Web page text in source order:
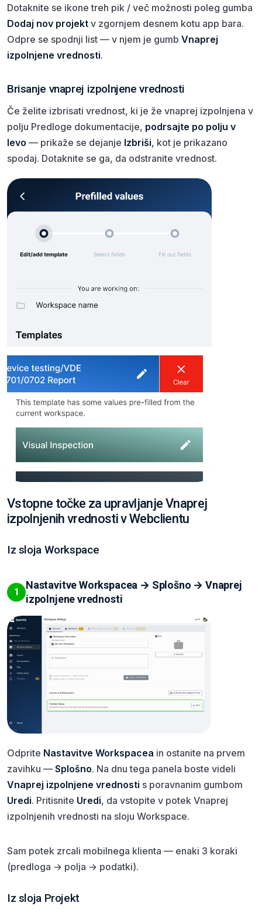
Dotaknite se ikone treh pik / več možnosti poleg gumba
Dodaj nov projekt v zgornjem desnem kotu app bara.
Odpre se spodnji list — v njem je gumb Vnaprej
izpolnjene vrednosti.
Brisanje vnaprej izpolnjene vrednosti
Če želite izbrisati vrednost, ki je že vnaprej izpolnjena v
polju Predloge dokumentacije, podrsajte po polju v
levo — prikaže se dejanje Izbriši, kot je prikazano
spodaj. Dotaknite se ga, da odstranite vrednost.
Vstopne točke za upravljanje Vnaprej
izpolnjenih vrednosti v Webclientu
Iz sloja Workspace
1
Nastavitve Workspacea → Splošno → Vnaprej
izpolnjene vrednosti
Odprite Nastavitve Workspacea in ostanite na prvem
zavihku — Splošno. Na dnu tega panela boste videli
Vnaprej izpolnjene vrednosti s poravnanim gumbom
Uredi. Pritisnite Uredi, da vstopite v potek Vnaprej
izpolnjenih vrednosti na sloju Workspace.
Sam potek zrcali mobilnega klienta — enaki 3 koraki
(predloga → polja → podatki).
Iz sloja Projekt